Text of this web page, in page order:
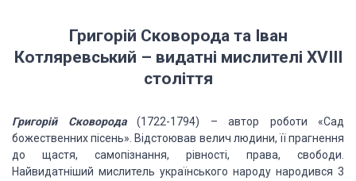
Григорій Сковорода та Іван
Котляревський – видатні мислителі XVIII
століття
ГригорійСковорода(1722-1794) – автор роботи «Сад
божественних пісень». Відстоював велич людини, її прагнення
до щастя, самопізнання, рівності, права, свободи.
Найвидатніший мислитель українського народу народився 3